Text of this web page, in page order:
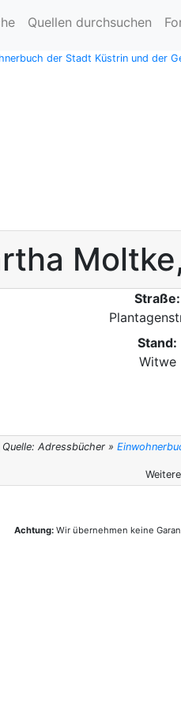
Quellen durchsuchen
der Stadt Küstrin und der
Moltke
Straße:
Stand:
Witwe
Quelle: Adressbücher »
Achtung:Wir übernehmen keine